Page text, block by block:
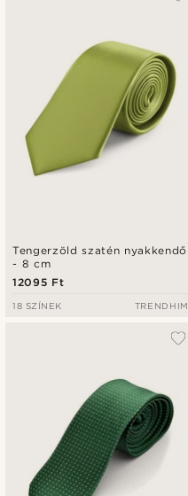
Tengerzöld szatén nyakkendő
- 8 cm
12095 Ft
18 SZÍNEK TRENDHIM